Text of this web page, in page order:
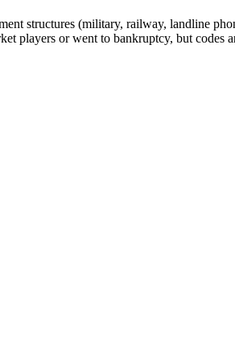
structures (military, railway, landline
players or went to bankruptcy, but codes